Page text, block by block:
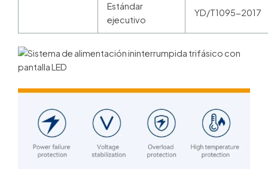
Estándar
ejecutivo
YD/T1095-2017